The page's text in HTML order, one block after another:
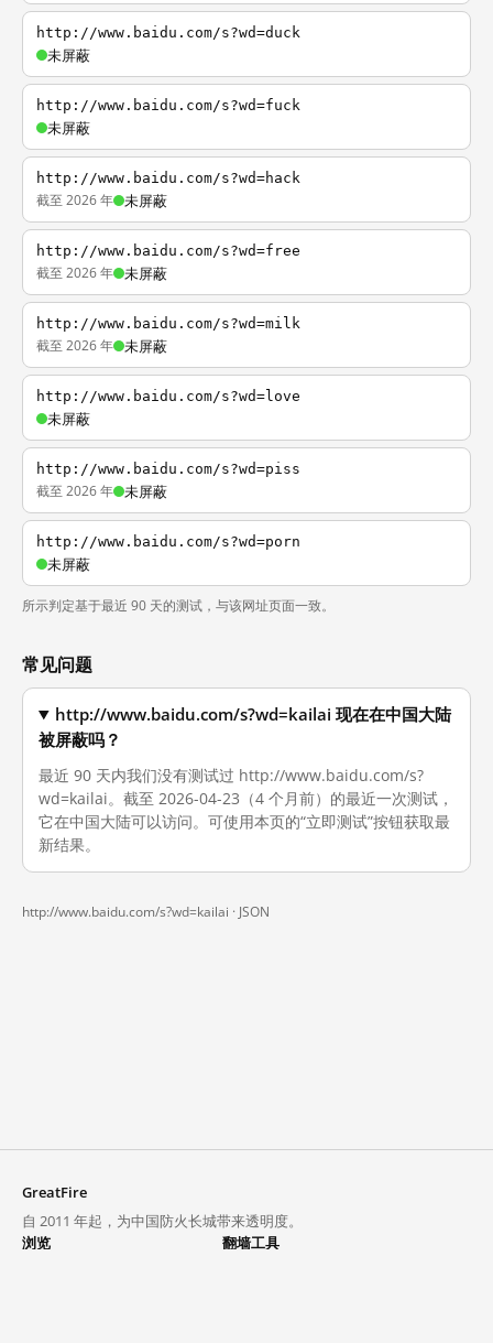
http://www.baidu.com/s?wd=duck
未屏蔽
http://www.baidu.com/s?wd=fuck
未屏蔽
http://www.baidu.com/s?wd=hack
截至 2026 年 未屏蔽
http://www.baidu.com/s?wd=free
截至 2026 年 未屏蔽
http://www.baidu.com/s?wd=milk
截至 2026 年 未屏蔽
http://www.baidu.com/s?wd=love
未屏蔽
http://www.baidu.com/s?wd=piss
截至 2026 年 未屏蔽
http://www.baidu.com/s?wd=porn
未屏蔽
所示判定基于最近 90 天的测试，与该网址页面一致。
常见问题
http://www.baidu.com/s?wd=kailai 现在在中国大陆
被屏蔽吗？
最近 90 天内我们没有测试过 http://www.baidu.com/s?
wd=kailai。截至 2026-04-23（4 个月前）的最近一次测试，
它在中国大陆可以访问。可使用本页的“立即测试”按钮获取最
新结果。
http://www.baidu.com/s?wd=kailai · JSON
GreatFire
自 2011 年起，为中国防火长城带来透明度。
浏览
翻墙工具